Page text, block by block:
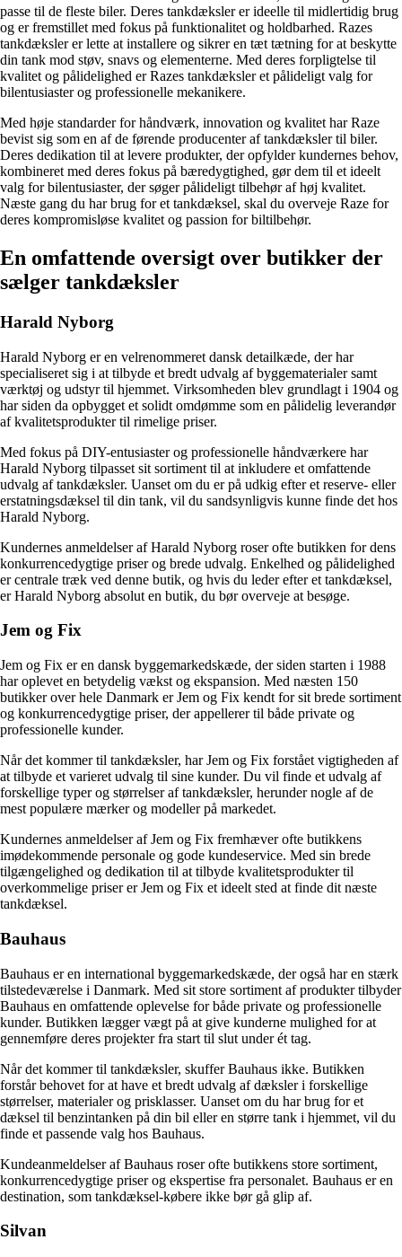
passe til de fleste biler. Deres tankdæksler er ideelle til midlertidig brug
og er fremstillet med fokus på funktionalitet og holdbarhed. Razes
tankdæksler er lette at installere og sikrer en tæt tætning for at beskytte
din tank mod støv, snavs og elementerne. Med deres forpligtelse til
kvalitet og pålidelighed er Razes tankdæksler et pålideligt valg for
bilentusiaster og professionelle mekanikere.
Med høje standarder for håndværk, innovation og kvalitet har Raze
bevist sig som en af de førende producenter af tankdæksler til biler.
Deres dedikation til at levere produkter, der opfylder kundernes behov,
kombineret med deres fokus på bæredygtighed, gør dem til et ideelt
valg for bilentusiaster, der søger pålideligt tilbehør af høj kvalitet.
Næste gang du har brug for et tankdæksel, skal du overveje Raze for
deres kompromisløse kvalitet og passion for biltilbehør.
En omfattende oversigt over butikker der
sælger tankdæksler
Harald Nyborg
Harald Nyborg er en velrenommeret dansk detailkæde, der har
specialiseret sig i at tilbyde et bredt udvalg af byggematerialer samt
værktøj og udstyr til hjemmet. Virksomheden blev grundlagt i 1904 og
har siden da opbygget et solidt omdømme som en pålidelig leverandør
af kvalitetsprodukter til rimelige priser.
Med fokus på DIY-entusiaster og professionelle håndværkere har
Harald Nyborg tilpasset sit sortiment til at inkludere et omfattende
udvalg af tankdæksler. Uanset om du er på udkig efter et reserve- eller
erstatningsdæksel til din tank, vil du sandsynligvis kunne finde det hos
Harald Nyborg.
Kundernes anmeldelser af Harald Nyborg roser ofte butikken for dens
konkurrencedygtige priser og brede udvalg. Enkelhed og pålidelighed
er centrale træk ved denne butik, og hvis du leder efter et tankdæksel,
er Harald Nyborg absolut en butik, du bør overveje at besøge.
Jem og Fix
Jem og Fix er en dansk byggemarkedskæde, der siden starten i 1988
har oplevet en betydelig vækst og ekspansion. Med næsten 150
butikker over hele Danmark er Jem og Fix kendt for sit brede sortiment
og konkurrencedygtige priser, der appellerer til både private og
professionelle kunder.
Når det kommer til tankdæksler, har Jem og Fix forstået vigtigheden af
at tilbyde et varieret udvalg til sine kunder. Du vil finde et udvalg af
forskellige typer og størrelser af tankdæksler, herunder nogle af de
mest populære mærker og modeller på markedet.
Kundernes anmeldelser af Jem og Fix fremhæver ofte butikkens
imødekommende personale og gode kundeservice. Med sin brede
tilgængelighed og dedikation til at tilbyde kvalitetsprodukter til
overkommelige priser er Jem og Fix et ideelt sted at finde dit næste
tankdæksel.
Bauhaus
Bauhaus er en international byggemarkedskæde, der også har en stærk
tilstedeværelse i Danmark. Med sit store sortiment af produkter tilbyder
Bauhaus en omfattende oplevelse for både private og professionelle
kunder. Butikken lægger vægt på at give kunderne mulighed for at
gennemføre deres projekter fra start til slut under ét tag.
Når det kommer til tankdæksler, skuffer Bauhaus ikke. Butikken
forstår behovet for at have et bredt udvalg af dæksler i forskellige
størrelser, materialer og prisklasser. Uanset om du har brug for et
dæksel til benzintanken på din bil eller en større tank i hjemmet, vil du
finde et passende valg hos Bauhaus.
Kundeanmeldelser af Bauhaus roser ofte butikkens store sortiment,
konkurrencedygtige priser og ekspertise fra personalet. Bauhaus er en
destination, som tankdæksel-købere ikke bør gå glip af.
Silvan